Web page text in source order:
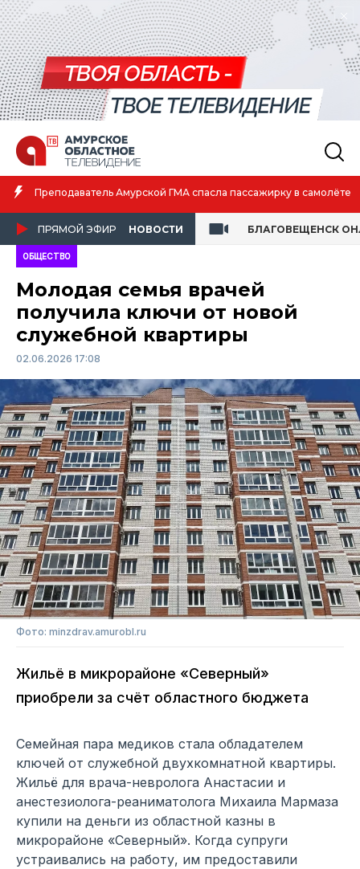
Преподаватель Амурской ГМА спасла пассажирку в самолёте
ПРЯМОЙ ЭФИР НОВОСТИ БЛАГОВЕЩЕНСК
ОБЩЕСТВО
Молодая семья врачей
получила ключи от новой
служебной квартиры
02.06.2026 17:08
Фото: minzdrav.amurobl.ru
Жильё в микрорайоне «Северный»
приобрели за счёт областного бюджета
Семейная пара медиков стала обладателем
ключей от служебной двухкомнатной квартиры.
Жильё для врача-невролога Анастасии и
анестезиолога-реаниматолога Михаила Мармаза
купили на деньги из областной казны в
микрорайоне «Северный». Когда супруги
устраивались на работу, им предоставили